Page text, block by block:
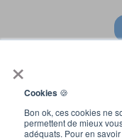
×
Cookies 🍪
Bon ok, ces cookies ne
permettent de mieux
adéquats. Pour en